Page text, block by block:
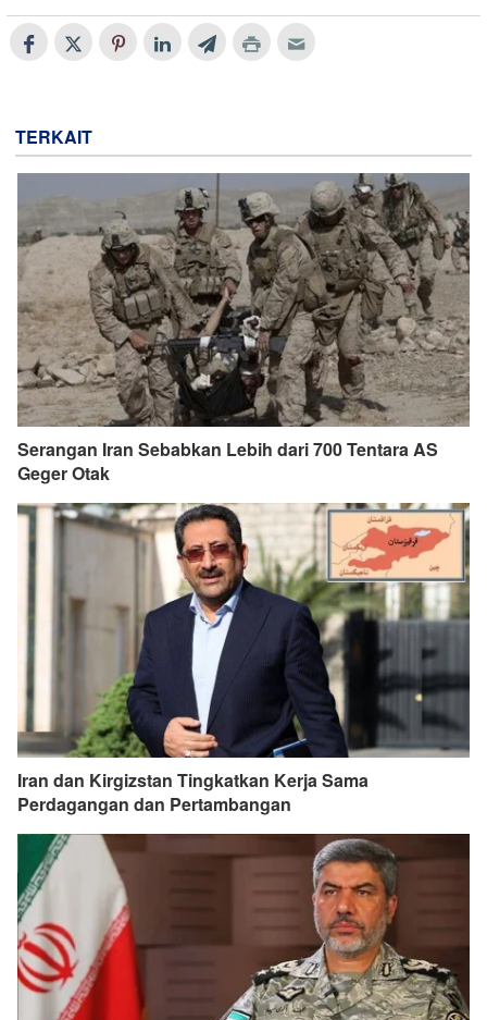
TERKAIT
Serangan Iran Sebabkan Lebih dari 700 Tentara AS
Geger Otak
Iran dan Kirgizstan Tingkatkan Kerja Sama
Perdagangan dan Pertambangan